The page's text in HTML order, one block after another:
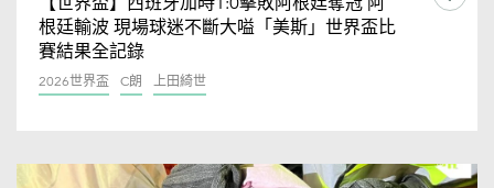
根廷輸波 現場球迷不斷大嗌「美斯」世界盃比
賽結果全記錄
2026世界盃 C朗 上田綺世